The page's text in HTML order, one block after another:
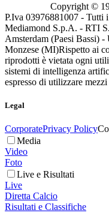
Copyright ©
P.Iva 03976881007 - Tutti
Mediamond S.p.A. - RTI
Amsterdam (Paesi Bassi)
Monzese (MI)Rispetto ai
riprodotti è vietata ogni
sistemi di intelligenza
espresso di utilizzare
Legal
CorporatePrivacy Policy
Media
Video
Foto
Live e Risultati
Live
Diretta Calcio
Risultati e Classifiche